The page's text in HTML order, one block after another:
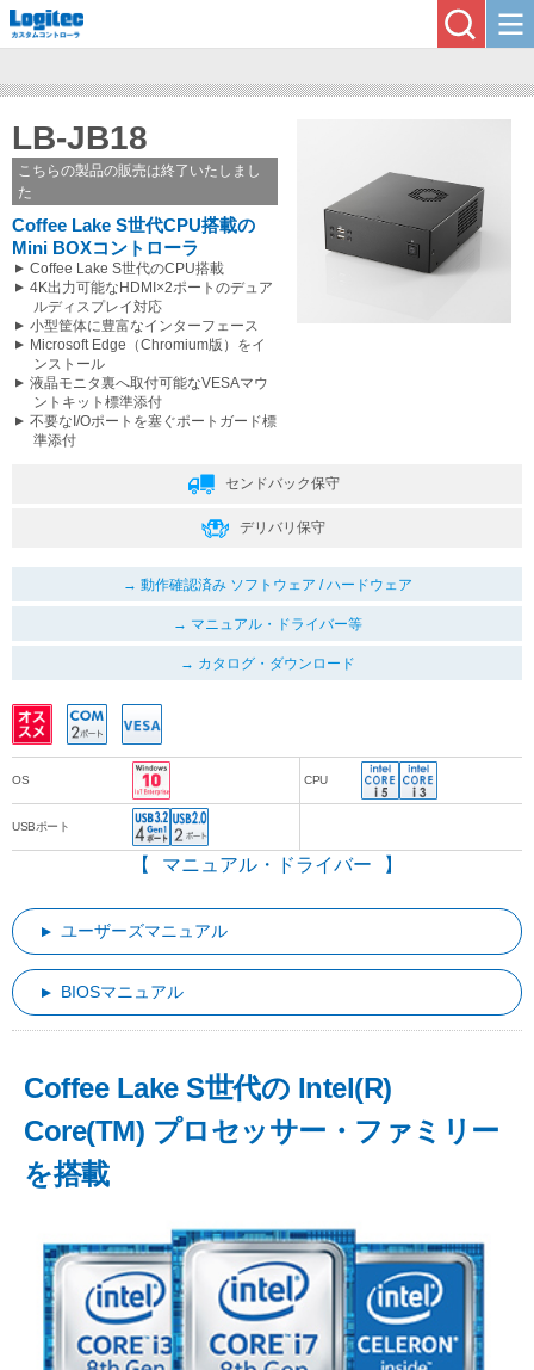
LB-JB18
こちらの製品の販売は終了いたしまし
た
Coffee Lake S世代CPU搭載の
Mini BOXコントローラ
Coffee Lake S世代のCPU搭載
4K出力可能なHDMI×2ポートのデュア
ルディスプレイ対応
小型筐体に豊富なインターフェース
Microsoft Edge（Chromium版）をイ
ンストール
液晶モニタ裏へ取付可能なVESAマウ
ントキット標準添付
不要なI/Oポートを塞ぐポートガード標
準添付
センドバック保守
デリバリ保守
動作確認済み ソフトウェア / ハードウェア
マニュアル・ドライバー等
カタログ・ダウンロード
OS CPU
USBポート
Coffee Lake S世代の Intel(R)
Core(TM) プロセッサー・ファミリー
を搭載
マニュアル・ドライバー
ユーザーズマニュアル
BIOSマニュアル